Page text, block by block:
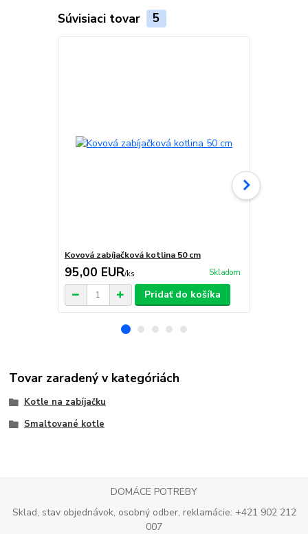
Súvisiaci tovar 5
Kovová zabíjačková kotlina 50 cm
95,00 EUR/ks Skladom
Pridať do košíka
Tovar zaradený v kategóriách
Kotle na zabíjačku
Smaltované kotle
DOMÁCE POTREBY
Sklad, stav objednávok, osobný odber, reklamácie: +421 902 212
007